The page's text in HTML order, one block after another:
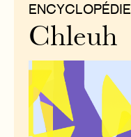
ENCYCLOPÉDIE
Chleuh